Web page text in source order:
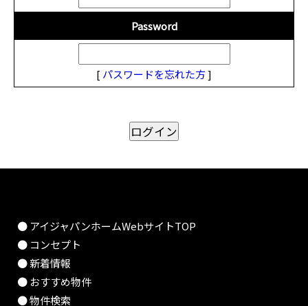
Password
[ パスワードを忘れた方]
● アイジャパンホームWebサイトTOP
● コンセプト
● 新着情報
● おすすめ物件
● 物件検索